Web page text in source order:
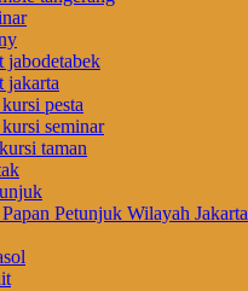
jabodetabek
jakarta
pesta
seminar
taman
Petunjuk Wilayah Jakarta